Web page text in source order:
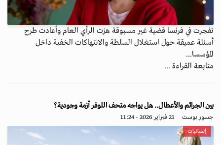
تفجرت في فرنسا قضية غير مسبوقة هزت الرأي العام وأعادت طرح
أسئلة عميقة حول استغلال السلطة والانتهاكات الخفية داخل
المؤسسا...
متابعة القراءة ...
بين الجرائم والأعطال.. هل يواجه متحف اللوفر أزمة وجودية؟
جسور بوست 21 فبراير 2026 - 11:24
إنسانيات